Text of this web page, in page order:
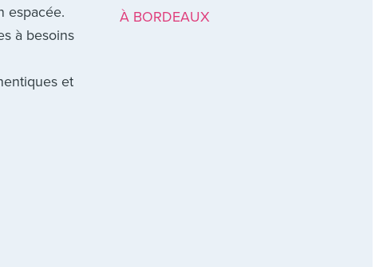
espacée.
à besoins
et
À BORDEAUX